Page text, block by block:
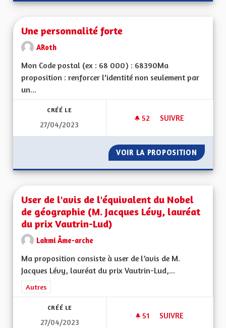
Une personnalité forte
ARoth
Mon Code postal (ex : 68 000) : 68390Ma
proposition : renforcer l'identité non seulement par
un...
CRÉÉ LE
27/04/2023
52 52 ABONNÉS
SUIVRE
VOIR LA PROPOSITION UNE
User de l'avis de l'équivalent du Nobel
de géographie (M. Jacques Lévy, lauréat
du prix Vautrin-Lud)
Lakmi Âme-arche
Ma proposition consiste à user de l’avis de M.
Jacques Lévy, lauréat du prix Vautrin-Lud,...
Filtrer les résultats de la catégorie : Autres
Autres
CRÉÉ LE
27/04/2023
51 51 ABONNÉS
SUIVRE